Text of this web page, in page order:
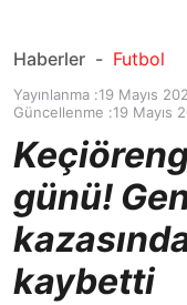
Haberler - Futbol
Yayınlanma :19 Mayıs
Güncellenme :19 Mayıs
günü!
kaybetti